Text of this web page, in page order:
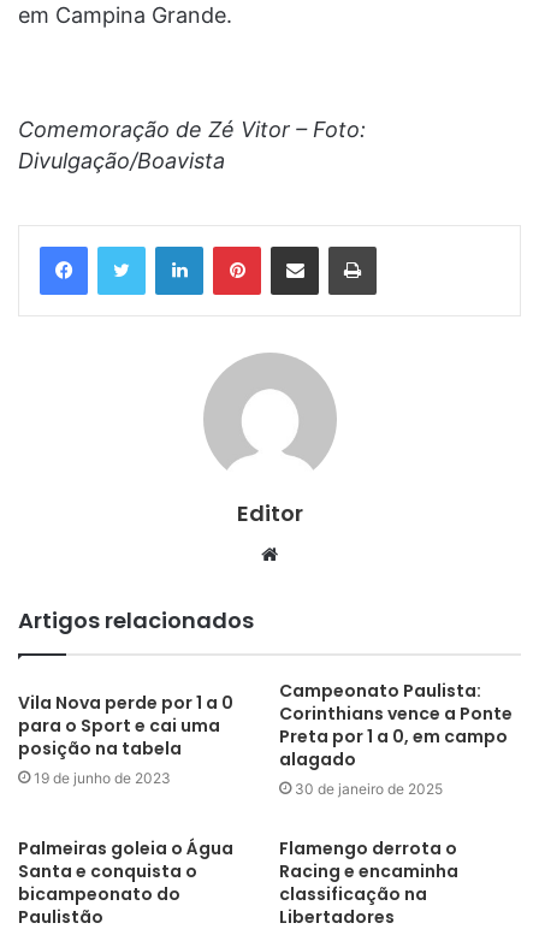
em Campina Grande.
Comemoração de Zé Vitor – Foto:
Divulgação/Boavista
LinkedinPinterestCompartilhar via e-mail Imprimir
Editor
Website
Artigos relacionados
Vila Nova perde por 1 a 0
para o Sport e cai uma
posição na tabela
19 de junho de 2023
Campeonato Paulista:
Corinthians vence a Ponte
Preta por 1 a 0, em campo
alagado
30 de janeiro de 2025
Palmeiras goleia o Água
Santa e conquista o
bicampeonato do
Paulistão
Flamengo derrota o
Racing e encaminha
classificação na
Libertadores